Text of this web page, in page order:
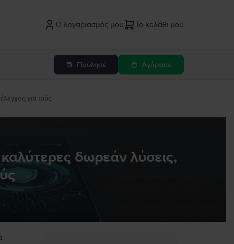
Ο λογαριασμός μου Το καλάθι μου
Πούλησε Αγόρασε
για ιούς
δωρεάν λύσεις,